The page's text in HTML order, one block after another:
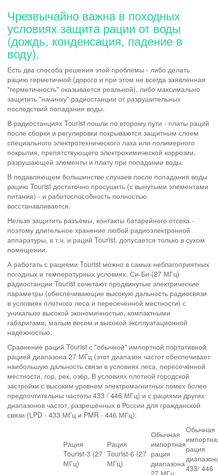
Чрезвычайно важна в походных
условиях защита рации от воды
(дождь, конденсация, падение в
воду).
Есть два способа решения этой проблемы - либо делать
рацию герметичной (дорого и при этом не всегда заявленная
"герметичность" оказывается реальной), либо максимально
защитить "начинку" радиостанции от разрушительных
последствий попадания воды.
В радиостанциях Tourist пошли по второму пути - платы раций
после сборки и регулировки покрываются защитным слоем
специального электротехнического лака или полимерного
покрытия, препятствующего электрохимической коррозии,
разрушающей элементы и плату при попадании воды.
В подавляющем большинстве случаев после попадания воды
рацию Tourist достаточно просушить (с вынутыми элементами
питания) - и работоспособность полностью
восстанавливается.
Нельзя защитить разъёмы, контакты батарейного отсека -
поэтому длительное хранение любой радиоэлектронной
аппаратуры, в т.ч. и раций Tourist, допусается только в сухом
помещении.
А работать с рациями Tourist можно в самых неблагоприятных
погодных и температурных условиях. Си-Би (27 МГц)
радиостанции Tourist сочетают продвинутые электрические
параметры (обеспечивающие высокую дальность радиосвязи
в условиях плотного леса и пересечённой местности) с
уникально высокой экономичностью, компактными
габаритами, малым весом и высокой эксплуатационной
надёжностью.
Сравнение раций Tourist с "обычной" импортной портативной
рацией диапазона 27 МГц (этот диапазон частот обеспечивает
наибольшую дальность связи в условиях леса, пересечённой
местности, гор, рек, озёр. В условиях плотной городской
застройки с высоким уровнем электромагнитных помех более
предпочтительны частоты 433 / 446 МГц) и с рациями других
диапазонов частот, разрешённых в России для гражданской
связи (LPD - 433 МГц и PMR - 446 МГц):
Рация
Tourist-3 (27
МГц)
Рация
Tourist-6 (27
МГц)
Обычная
импортная
рация
диапазона
27 МГц
Обычная
рация
433/ 446